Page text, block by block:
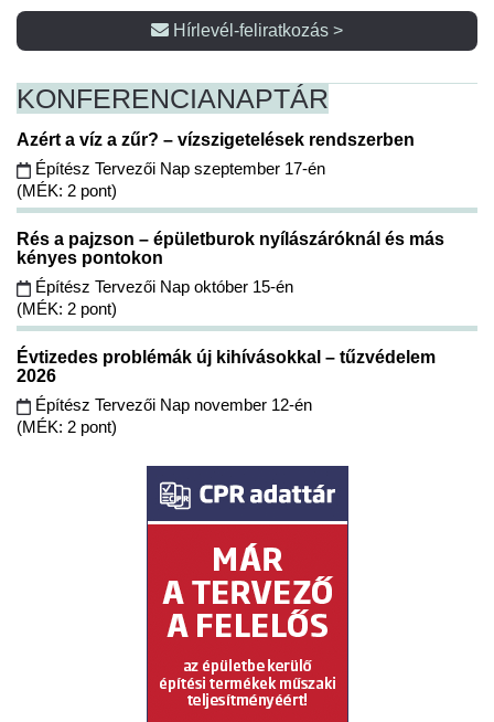
Hírlevél-feliratkozás >
KONFERENCIANAPTÁR
Azért a víz a zűr? – vízszigetelések rendszerben
Építész Tervezői Nap szeptember 17-én
(MÉK: 2 pont)
Rés a pajzson – épületburok nyílászáróknál és más
kényes pontokon
Építész Tervezői Nap október 15-én
(MÉK: 2 pont)
Évtizedes problémák új kihívásokkal – tűzvédelem
2026
Építész Tervezői Nap november 12-én
(MÉK: 2 pont)